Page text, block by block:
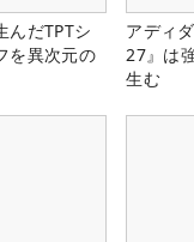
んだTPTシ
を異次元の
アディ
27』は
生む